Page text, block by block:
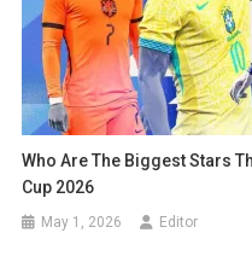
Who Are The Biggest Stars
Cup 2026
May 1, 2026 Editor